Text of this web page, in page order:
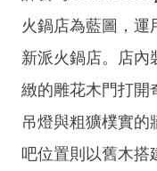
火鍋店為藍圖，
新派火鍋店。店內
緻的雕花木門打開
吊燈與粗獷樸實
吧位置則以舊木搭